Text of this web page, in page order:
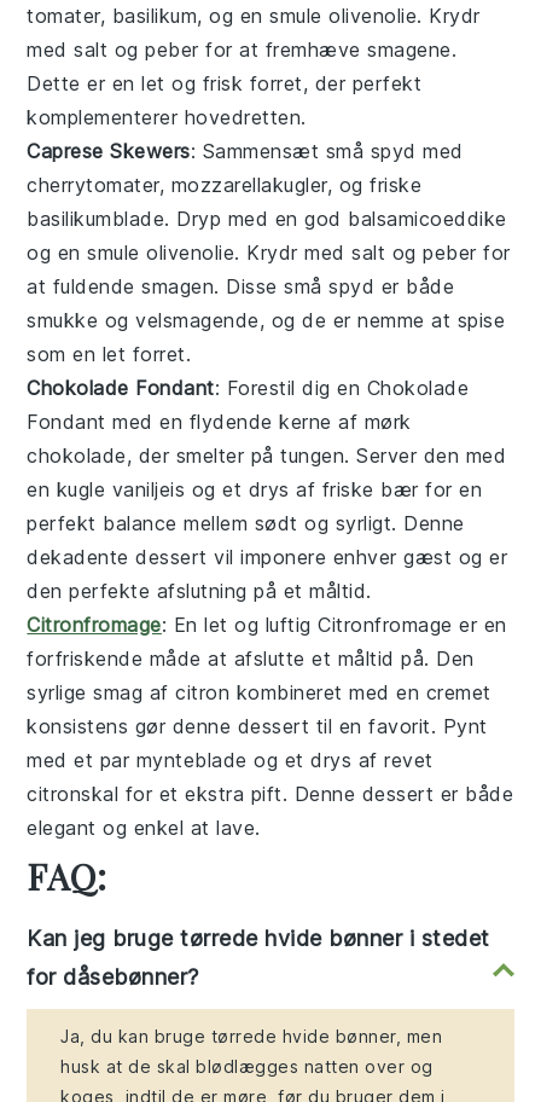
tomater, basilikum, og en smuleolivenolie. Krydr
medsalt ogpeber for at fremhæve smagene.
Dette er en let og frisk forret, der perfekt
komplementerer hovedretten.
Caprese Skewers: Sammensæt små spyd med
cherrytomater, mozzarellakugler, og friske
basilikumblade. Dryp med en god balsamicoeddike
og en smuleolivenolie. Krydr medsalt ogpeber for
at fuldende smagen. Disse små spyd er både
smukke og velsmagende, og de er nemme at spise
som en let forret.
Chokolade Fondant: Forestil dig en Chokolade
Fondant med en flydende kerne af mørk
chokolade, der smelter på tungen. Server den med
en kugle vaniljeis og et drys af friske bær for en
perfekt balance mellem sødt og syrligt. Denne
dekadente dessert vil imponere enhver gæst og er
den perfekte afslutning på et måltid.
Citronfromage: En let og luftigCitronfromage er en
forfriskende måde at afslutte et måltid på. Den
syrlige smag af citron kombineret med en cremet
konsistens gør denne dessert til en favorit. Pynt
med et par mynteblade og et drys af revet
citronskal for et ekstra pift. Denne dessert er både
elegant og enkel at lave.
FAQ:
Kan jeg bruge tørrede hvide bønner i stedet
for dåsebønner?
Ja, du kan bruge tørrede hvide bønner, men
husk at de skal blødlægges natten over og
koges, indtil de er møre, før du bruger dem i